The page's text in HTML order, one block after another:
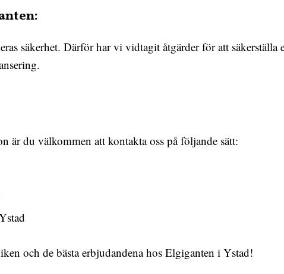
säkerhet. Därför har vi vidtagit åtgärder för att
är du välkommen att kontakta oss på följande sätt:
och de bästa erbjudandena hos Elgiganten i Ystad!